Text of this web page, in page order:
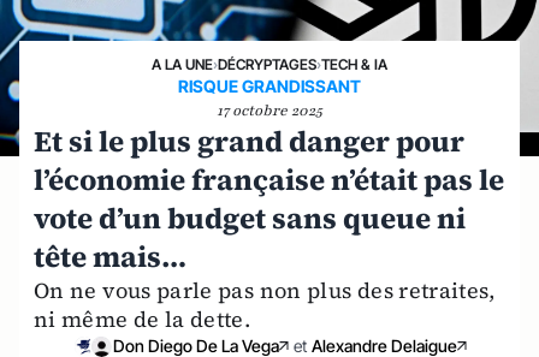
A LA UNE›DÉCRYPTAGES›TECH & IA
RISQUE GRANDISSANT
17 octobre 2025
Et si le plus grand danger pour
l’économie française n’était pas le
vote d’un budget sans queue ni
tête mais…
On ne vous parle pas non plus des retraites,
ni même de la dette.
Don Diego De La Vega et Alexandre Delaigue